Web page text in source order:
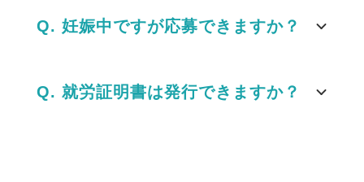
Q. 妊娠中ですが応募できますか？
Q. 就労証明書は発行できますか？